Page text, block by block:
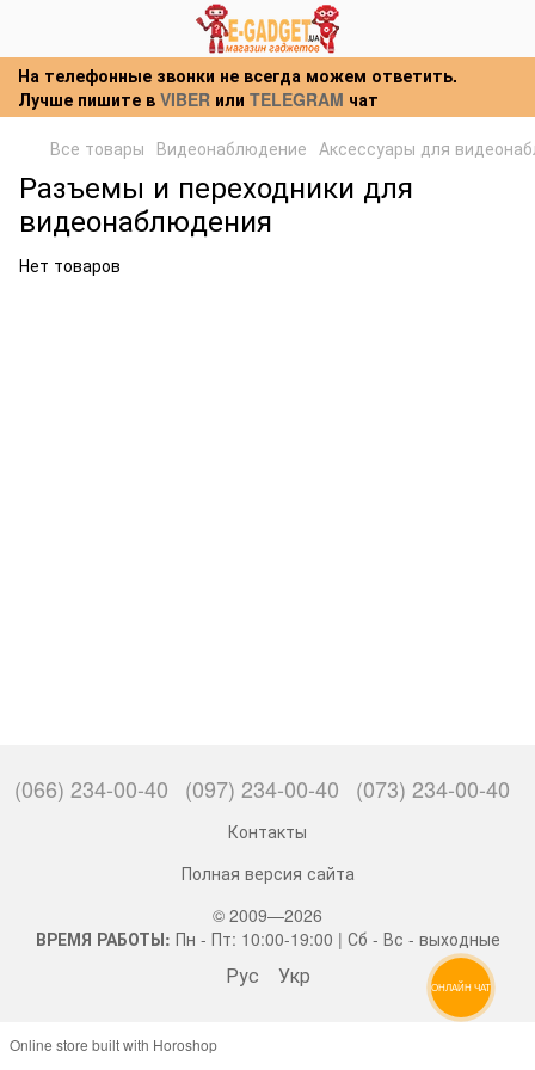
На телефонные звонки не всегда можем ответить.
Лучше пишите в VIBER или TELEGRAM чат
Все товары Видеонаблюдение Аксессуары для
Разъемы и переходники для
видеонаблюдения
Нет товаров
(066) 234-00-40 (097) 234-00-40 (073) 234-00-40
Контакты
Полная версия сайта
© 2009—2026
ВРЕМЯ РАБОТЫ: Пн - Пт: 10:00-19:00 | Сб - Вс - выходные
Рус Укр
Online store built with Horoshop
ОНЛАЙН ЧАТ